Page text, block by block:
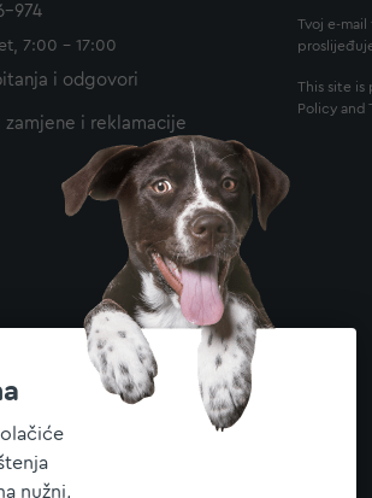
nužni,
974
7:00 - 17:00
i odgovori
zamjene i reklamacije
Tvoj e-
This site is
Policy and